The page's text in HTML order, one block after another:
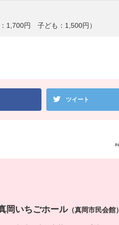
1,700円 子ども：1,500円）
ツイート
岡いちごホール（真岡市民会館）